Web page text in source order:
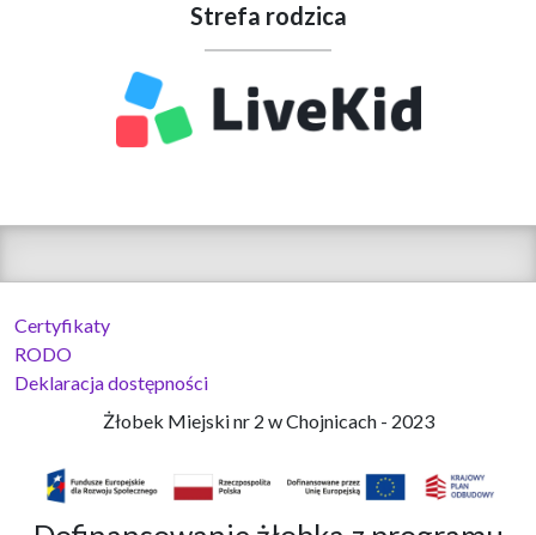
Strefa rodzica
Certyfikaty
RODO
Deklaracja dostępności
Żłobek Miejski nr 2 w Chojnicach - 2023